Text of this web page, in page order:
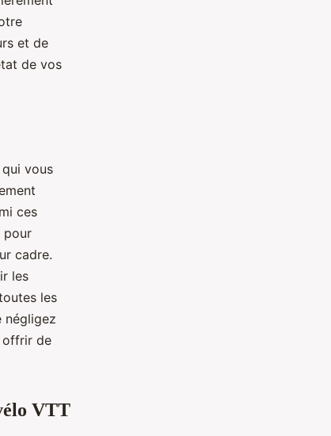
et de
de vos
vous
ces
pour
cadre.
les
les
négligez
offrir de
VTT